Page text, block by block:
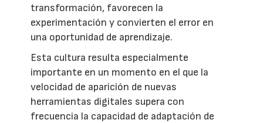
transformación, favorecen la
experimentación y convierten el error en
una oportunidad de aprendizaje.
Esta cultura resulta especialmente
importante en un momento en el que la
velocidad de aparición de nuevas
herramientas digitales supera con
frecuencia la capacidad de adaptación de